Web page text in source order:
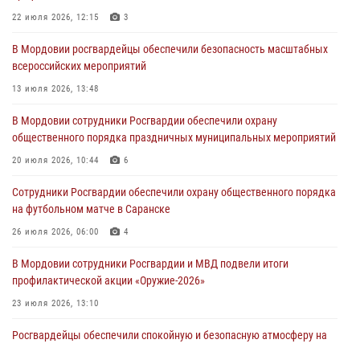
04 августа 2026, 11:13
Сотрудники Росгвардии Мордовии стали призерами
республиканских соревнований по служебному шестиборью
04 августа 2026, 08:27
В Саранске росгвардейцы пресекли нарушение правопорядка:
«отдых» на лавочке закончился в отделе полиции
04 августа 2026, 07:06
В Саранске сотрудники Росгвардии задержали гражданина за
нанесение побоев
03 августа 2026, 08:58
22 июля 2026, 12:15 3
В Мордовии росгвардейцы обеспечили безопасность масштабных
всероссийских мероприятий
13 июля 2026, 13:48
В Мордовии сотрудники Росгвардии обеспечили охрану
общественного порядка праздничных муниципальных мероприятий
20 июля 2026, 10:44 6
Сотрудники Росгвардии обеспечили охрану общественного порядка
на футбольном матче в Саранске
26 июля 2026, 06:00 4
В Мордовии сотрудники Росгвардии и МВД подвели итоги
профилактической акции «Оружие‑2026»
23 июля 2026, 13:10
Росгвардейцы обеспечили спокойную и безопасную атмосферу на